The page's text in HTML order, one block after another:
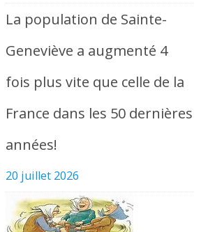
La population de Sainte-
Geneviève a augmenté 4
fois plus vite que celle de la
France dans les 50 dernières
années!
20 juillet 2026